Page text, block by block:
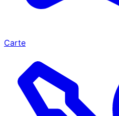
Carte